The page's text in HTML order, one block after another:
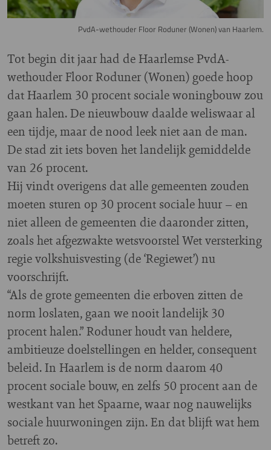
PvdA-wethouder Floor Roduner (Wonen) van Haarlem.
Tot begin dit jaar had de Haarlemse PvdA-
wethouder Floor Roduner (Wonen) goede hoop
dat Haarlem 30 procent sociale woningbouw zou
gaan halen. De nieuwbouw daalde weliswaar al
een tijdje, maar de nood leek niet aan de man.
De stad zit iets boven het landelijk gemiddelde
van 26 procent.
Hij vindt overigens dat alle gemeenten zouden
moeten sturen op 30 procent sociale huur – en
niet alleen de gemeenten die daaronder zitten,
zoals het afgezwakte wetsvoorstel Wet versterking
regie volkshuisvesting (de ‘Regiewet’) nu
voorschrijft.
“Als de grote gemeenten die erboven zitten de
norm loslaten, gaan we nooit landelijk 30
procent halen.” Roduner houdt van heldere,
ambitieuze doelstellingen en helder, consequent
beleid. In Haarlem is de norm daarom 40
procent sociale bouw, en zelfs 50 procent aan de
westkant van het Spaarne, waar nog nauwelijks
sociale huurwoningen zijn. En dat blijft wat hem
betreft zo.